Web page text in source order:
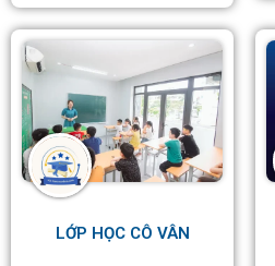
LỚP HỌC CÔ VÂN